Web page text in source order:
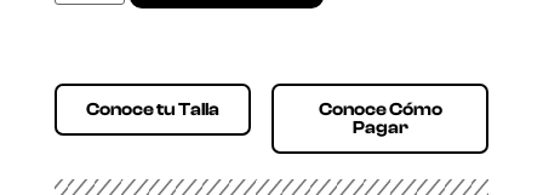
Conoce tu Talla
Conoce Cómo
Pagar